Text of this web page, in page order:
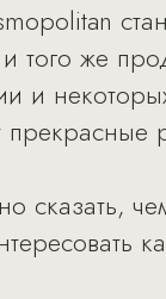
того же
сказать,